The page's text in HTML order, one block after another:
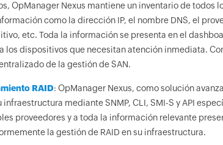
OpManager Nexus mantiene un inventario de todos
como la dirección IP, el nombre DNS, el
etc. Toda la información se presenta en el
los dispositivos que necesitan atención inmediata.
de la gestión de SAN.
RAID: OpManager Nexus, como solución
infraestructura mediante SNMP, CLI, SMI-S y API
proveedores y a toda la información relevante
la gestión de RAID en su infraestructura.